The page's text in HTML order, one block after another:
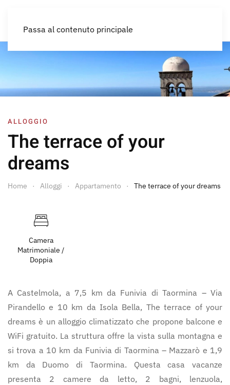
Passa al contenuto principale
ALLOGGIO
The terrace of your
dreams
Home Alloggi Appartamento The terrace of your dreams
Camera
Matrimoniale /
Doppia
A Castelmola, a 7,5 km da Funivia di Taormina – Via
Pirandello e 10 km da Isola Bella, The terrace of your
dreams è un alloggio climatizzato che propone balcone e
WiFi gratuito. La struttura offre la vista sulla montagna e
si trova a 10 km da Funivia di Taormina – Mazzarò e 1,9
km da Duomo di Taormina. Questa casa vacanze
presenta 2 camere da letto, 2 bagni, lenzuola,